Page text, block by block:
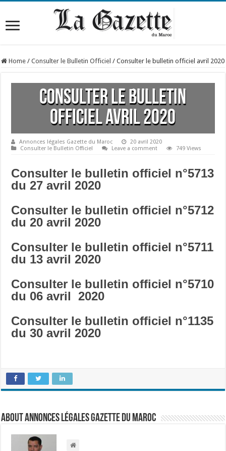
Home / Consulter le Bulletin Officiel / Consulter le bulletin officiel avril 2020
Consulter le bulletin
officiel avril 2020
Annonces légales Gazette du Maroc
20 avril 2020
Consulter le Bulletin Officiel
Leave a comment 749 Views
Consulter le bulletin officiel n°5713
du 27 avril 2020
Consulter le bulletin officiel n°5712
du 20 avril 2020
Consulter le bulletin officiel n°5711
du 13 avril 2020
Consulter le bulletin officiel n°5710
du 06 avril 2020
Consulter le bulletin officiel n°1135
du 30 avril 2020
About Annonces légales Gazette du Maroc